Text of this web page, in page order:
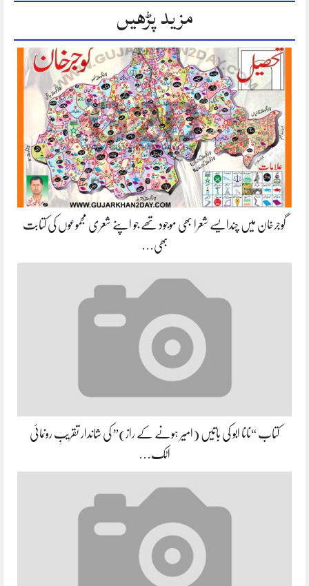
مزید پڑھیں
گوجرخان میں چندایسے شعرا بھی موجود تھے جو اپنے شعری مجموعوں کی کتابت
بھی…
کتاب “نانا ابو کی باتیں (امیر ہونے کے راز)” کی شاندار تقریبِ رونمائی
اٹک…